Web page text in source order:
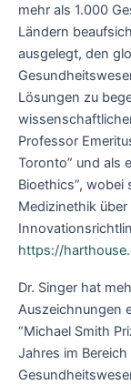
mehr als 1.000
Ländern
ausgelegt, den
Lösungen zu
Professor
Toronto” und als
Bioethics”,
Medizinethik
https://
Dr. Singer hat
Auszeichnungen
“Michael Smith
Jahres im